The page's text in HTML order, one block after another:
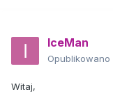
IceMan
Opublikowano
Witaj,